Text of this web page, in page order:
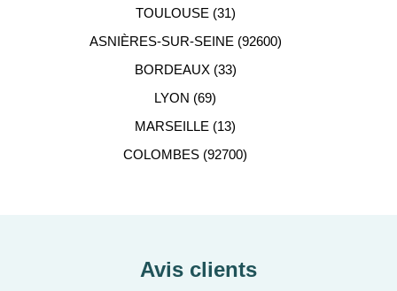
TOULOUSE (31)
ASNIÈRES-SUR-SEINE (92600)
BORDEAUX (33)
LYON (69)
MARSEILLE (13)
COLOMBES (92700)
Avis clients